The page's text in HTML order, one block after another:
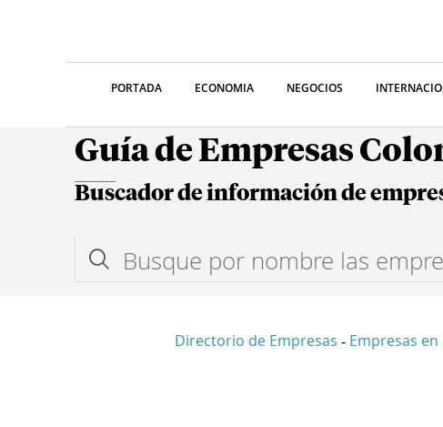
PORTADA ECONOMIA NEGOCIOS
Guía de Empresas
Buscador de información de
Directorio de Empresas - Empresas en